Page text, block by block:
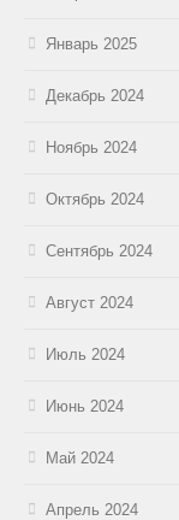
Январь 2025
Декабрь 2024
Ноябрь 2024
Октябрь 2024
Сентябрь 2024
Август 2024
Июль 2024
Июнь 2024
Май 2024
Апрель 2024